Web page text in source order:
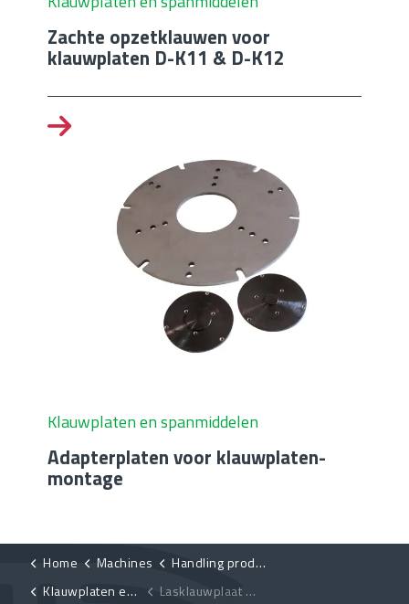
Zachte opzetklauwen voor
klauwplaten D-K11 & D-K12
Klauwplaten en spanmiddelen
Adapterplaten voor klauwplaten-
montage
Home Machines
Handling products
Klauwplaten en spanmiddelen
Lasklauwplaat D-K11-1500A